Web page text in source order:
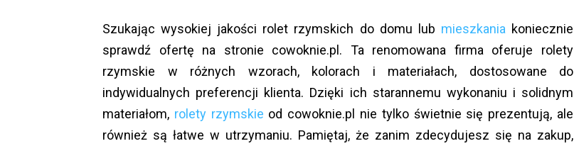
Szukając wysokiej jakości rolet rzymskich do domu lub mieszkaniakoniecznie
sprawdź ofertę na stronie cowoknie.pl. Ta renomowana firma oferuje rolety
rzymskie w różnych wzorach, kolorach i materiałach, dostosowane do
indywidualnych preferencji klienta. Dzięki ich starannemu wykonaniu i solidnym
materiałom, rolety rzymskie od cowoknie.pl nie tylko świetnie się prezentują, ale
również są łatwe w utrzymaniu. Pamiętaj, że zanim zdecydujesz się na zakup,